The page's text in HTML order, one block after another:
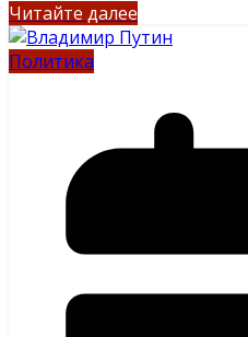
Читайте далее
Политика